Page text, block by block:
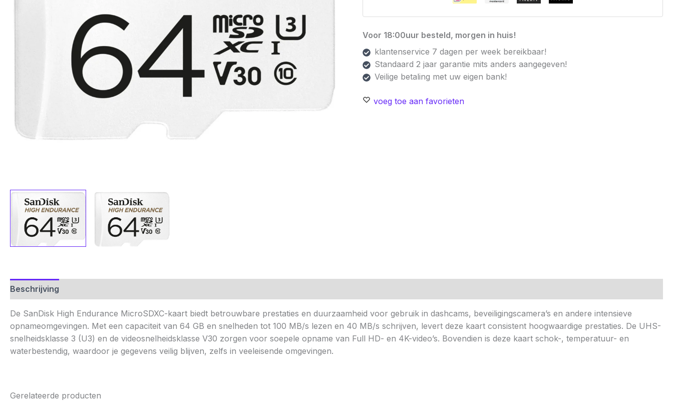
Voor 18:00uur besteld, morgen in huis!
klantenservice 7 dagen per week bereikbaar!
Standaard 2 jaar garantie mits anders aangegeven!
Veilige betaling met uw eigen bank!
voeg toe aan favorieten
Beschrijving
De SanDisk High Endurance MicroSDXC-kaart biedt betrouwbare prestaties en duurzaamheid voor gebruik in dashcams, beveiligingscamera’s en andere intensieve
opnameomgevingen. Met een capaciteit van 64 GB en snelheden tot 100 MB/s lezen en 40 MB/s schrijven, levert deze kaart consistent hoogwaardige prestaties. De UHS-
snelheidsklasse 3 (U3) en de videosnelheidsklasse V30 zorgen voor soepele opname van Full HD- en 4K-video’s. Bovendien is deze kaart schok-, temperatuur- en
waterbestendig, waardoor je gegevens veilig blijven, zelfs in veeleisende omgevingen.
Gerelateerde producten